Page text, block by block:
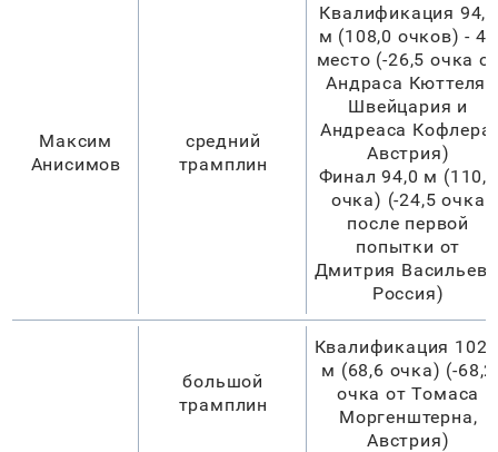
Максим
Анисимов
средний
трамплин
Квалификация 94,5
м (108,0 очков) - 43
место (-26,5 очка
Андраса Кюттеля,
Швейцария и
Андреаса Кофлера,
Австрия)
Финал 94,0 м (110,5
очка) (-24,5 очка
после первой
попытки от
Дмитрия
Россия)
большой
трамплин
Квалификация
м (68,6 очка) (-68,2
очка от Томаса
Моргенштерна,
Австрия)